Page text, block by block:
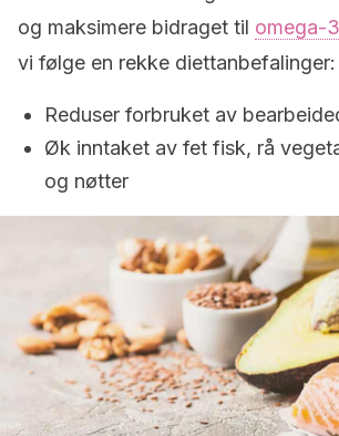
og maksimere bidraget til omega-
vi følge en rekke diettanbefalinger:
Reduser forbruket av
Øk inntaket av fet fisk, rå
og nøtter